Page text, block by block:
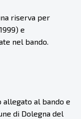
riserva per
e
nel bando.
allegato al bando e
di Dolegna del